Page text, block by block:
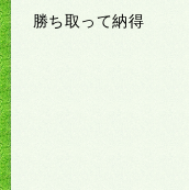
勝ち取って納得